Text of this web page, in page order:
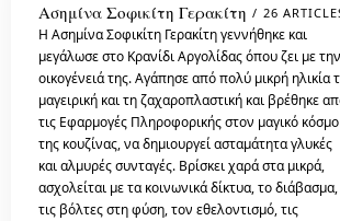
Ασημίνα Σοφικίτη Γερακίτη 26
Η Ασημίνα Σοφικίτη Γερακίτη γεννήθηκε και
μεγάλωσε στο Κρανίδι Αργολίδας όπου ζει με την
οικογένειά της. Αγάπησε από πολύ μικρή ηλικία
μαγειρική και τη ζαχαροπλαστική και βρέθηκε
τις Εφαρμογές Πληροφορικής στον μαγικό κόσμο
της κουζίνας, να δημιουργεί ασταμάτητα γλυκές
και αλμυρές συνταγές. Βρίσκει χαρά στα μικρά,
ασχολείται με τα κοινωνικά δίκτυα, το διάβασμα,
τις βόλτες στη φύση, τον εθελοντισμό, τις